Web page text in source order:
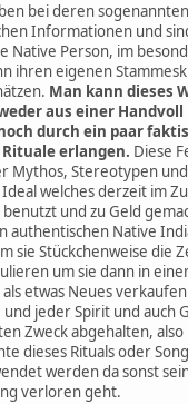
bei deren
Informationen und
Native Person, im
ihren eigenen
Man kann dieses
aus einer Handvoll
durch ein paar
erlangen. Diese
Mythos, Stereotypen
welches derzeit im
und zu Geld
authentischen Native
sie Stückchenweise die
um sie dann in
etwas Neues
und jeder Spirit und auch
Zweck abgehalten,
dieses Rituals oder
werden da sonst
verloren geht.